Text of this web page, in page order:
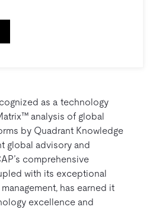
as a technology
analysis of global
by Quadrant Knowledge
global advisory and
comprehensive
with its exceptional
has earned it
excellence and